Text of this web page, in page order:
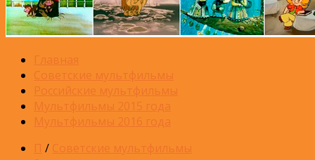
Главная
Советские мультфильмы
Российские мультфильмы
Мультфильмы 2015 года
Мультфильмы 2016 года
П / Советские мультфильмы